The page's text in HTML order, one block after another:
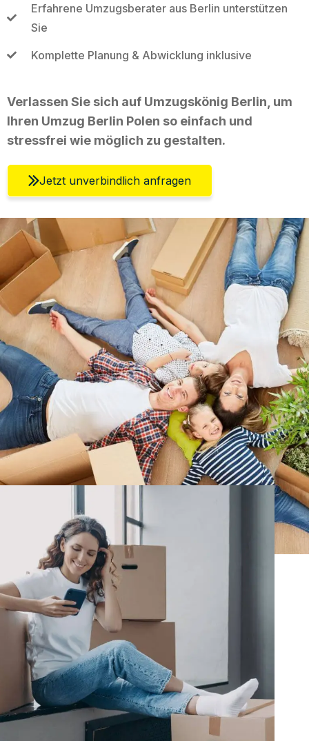
Erfahrene Umzugsberater aus Berlin unterstützen
Sie
Komplette Planung & Abwicklung inklusive
Verlassen Sie sich auf Umzugskönig Berlin, um
Ihren Umzug Berlin Polen so einfach und
stressfrei wie möglich zu gestalten.
Jetzt unverbindlich anfragen